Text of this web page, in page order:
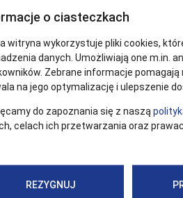
godz. 20:30-22:00
, dwa pokazy:godz. 22:30
wydarzeń są: Archiwum
Północno-Wschodni.